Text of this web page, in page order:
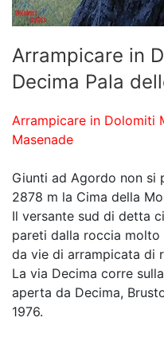
Arrampicare in
Decima Pala
Arrampicare in Dolomiti
Masenade
Giunti ad Agordo non si
2878 m la Cima della
Il versante sud di detta
pareti dalla roccia molto
da vie di arrampicata di
La via Decima corre
aperta da Decima,
1976.